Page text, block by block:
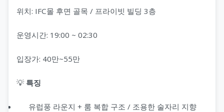
위치: IFC몰 후면 골목 / 프라이빗 빌딩 3층
운영시간: 19:00 ~ 02:30
입장가: 40만~55만
💡 특징
유럽풍 라운지 + 룸 복합 구조 / 조용한 술자리 지향